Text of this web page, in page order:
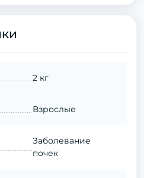
2 кг
Взрослые
Заболевание
почек